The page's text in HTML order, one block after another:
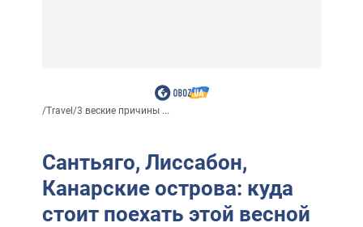
/Travel/3 веские причины ...
Сантьяго, Лиссабон,
Канарские острова: куда
стоит поехать этой весной